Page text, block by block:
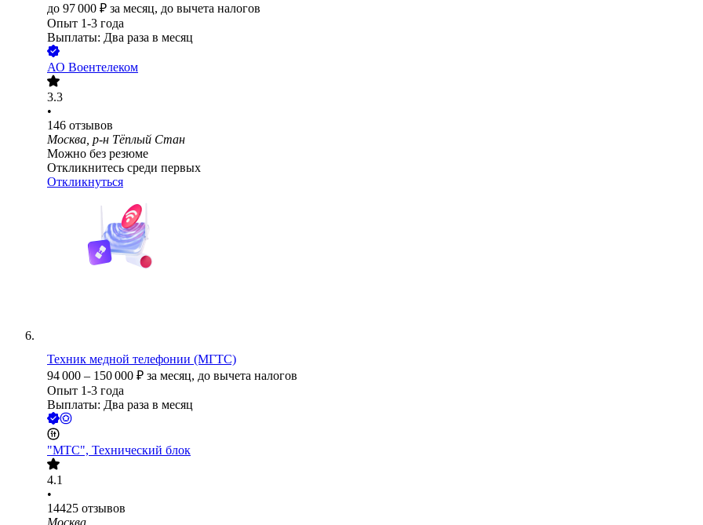
до 97 000 ₽ за месяц, до вычета налогов
Опыт 1-3 года
Выплаты: Два раза в месяц
АО Воентелеком
3.3
•
146 отзывов
Москва, р-н Тёплый Стан
Можно без резюме
Откликнитесь среди первых
Откликнуться
Техник медной телефонии (МГТС)
94 000 – 150 000 ₽ за месяц, до вычета налогов
Опыт 1-3 года
Выплаты: Два раза в месяц
"МТС", Технический блок
4.1
•
14425 отзывов